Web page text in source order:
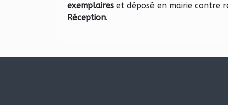
exemplaires et déposé en mairie contre
Réception.